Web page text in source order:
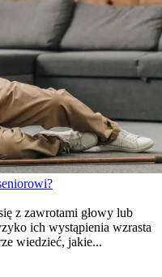
z zawrotami głowy lub
ich wystąpienia wzrasta
wiedzieć, jakie...